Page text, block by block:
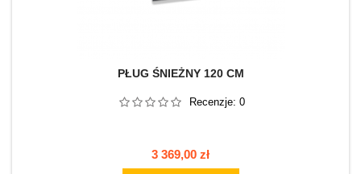
PŁUG ŚNIEŻNY 120 CM
Recenzje: 0
Cena
3 369,00 zł